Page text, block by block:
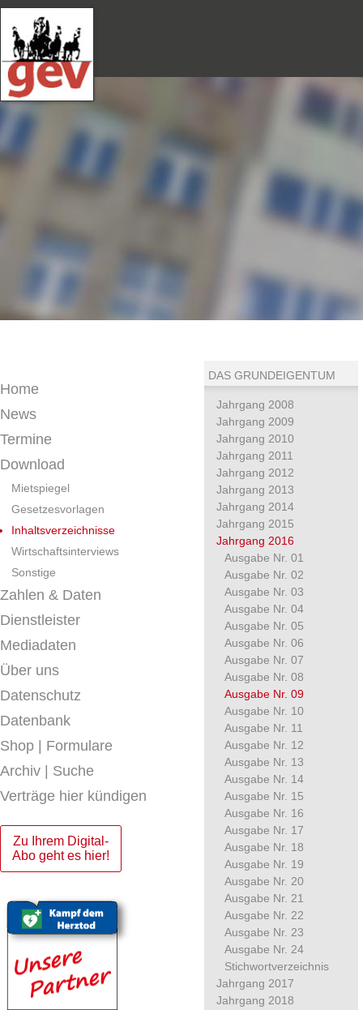
Home
News
Termine
Download
Mietspiegel
Gesetzesvorlagen
Inhaltsverzeichnisse
Wirtschaftsinterviews
Sonstige
Zahlen & Daten
Dienstleister
Mediadaten
Über uns
Datenschutz
Datenbank
Shop | Formulare
Archiv | Suche
Verträge hier kündigen
Zu Ihrem Digital-
Abo geht es hier!
DAS GRUNDEIGENTUM
Jahrgang 2008
Jahrgang 2009
Jahrgang 2010
Jahrgang 2011
Jahrgang 2012
Jahrgang 2013
Jahrgang 2014
Jahrgang 2015
Jahrgang 2016
Ausgabe Nr. 01
Ausgabe Nr. 02
Ausgabe Nr. 03
Ausgabe Nr. 04
Ausgabe Nr. 05
Ausgabe Nr. 06
Ausgabe Nr. 07
Ausgabe Nr. 08
Ausgabe Nr. 09
Ausgabe Nr. 10
Ausgabe Nr. 11
Ausgabe Nr. 12
Ausgabe Nr. 13
Ausgabe Nr. 14
Ausgabe Nr. 15
Ausgabe Nr. 16
Ausgabe Nr. 17
Ausgabe Nr. 18
Ausgabe Nr. 19
Ausgabe Nr. 20
Ausgabe Nr. 21
Ausgabe Nr. 22
Ausgabe Nr. 23
Ausgabe Nr. 24
Stichwortverzeichnis
Jahrgang 2017
Jahrgang 2018